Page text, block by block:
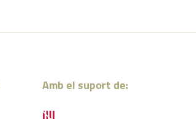
Amb el suport de: